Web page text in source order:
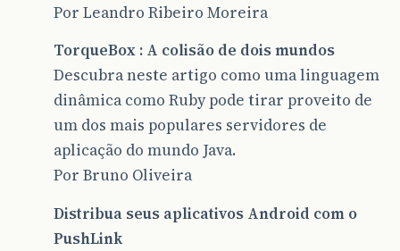
Por Leandro Ribeiro Moreira
TorqueBox : A colisão de dois mundos
Descubra neste artigo como uma linguagem
dinâmica como Ruby pode tirar proveito de
um dos mais populares servidores de
aplicação do mundo Java.
Por Bruno Oliveira
Distribua seus aplicativos Android com o
PushLink